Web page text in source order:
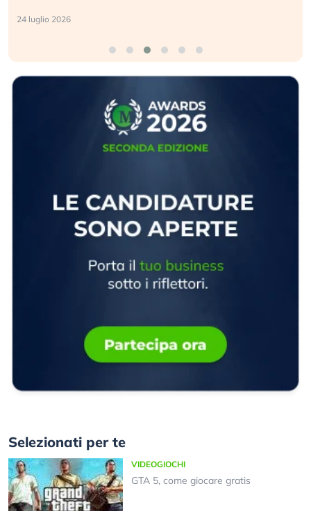
24 luglio 2026
Selezionati per te
VIDEOGIOCHI
GTA 5, come giocare gratis